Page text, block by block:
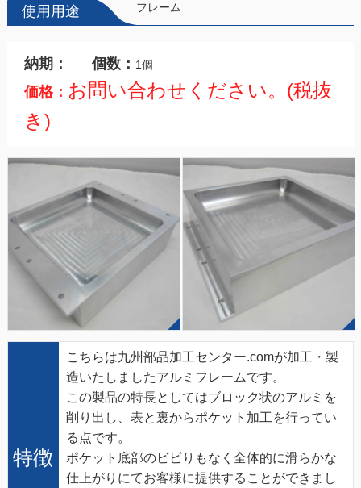
使用用途 フレーム
納期： 個数： 1個
価格： お問い合わせください。(税抜
き)
特徴
こちらは九州部品加工センター.comが加工・製
造いたしましたアルミフレームです。
この製品の特長としてはブロック状のアルミを
削り出し、表と裏からポケット加工を行ってい
る点です。
ポケット底部のビビりもなく全体的に滑らかな
仕上がりにてお客様に提供することができまし